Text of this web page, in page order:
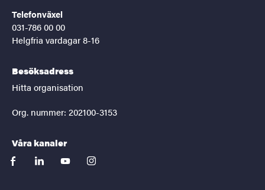
Telefonväxel
031-786 00 00
Helgfria vardagar 8-16
Besöksadress
Hitta organisation
Org. nummer: 202100-3153
Våra kanaler
facebooklinkedinyoutubeinstagram